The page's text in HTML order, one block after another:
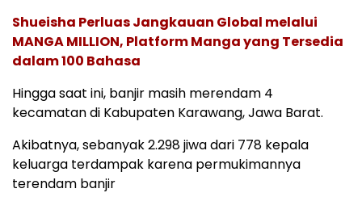
Shueisha Perluas Jangkauan Global melalui
MANGA MILLION, Platform Manga yang Tersedia
dalam 100 Bahasa
Hingga saat ini, banjir masih merendam 4
kecamatan di Kabupaten Karawang, Jawa Barat.
Akibatnya, sebanyak 2.298 jiwa dari 778 kepala
keluarga terdampak karena permukimannya
terendam banjir